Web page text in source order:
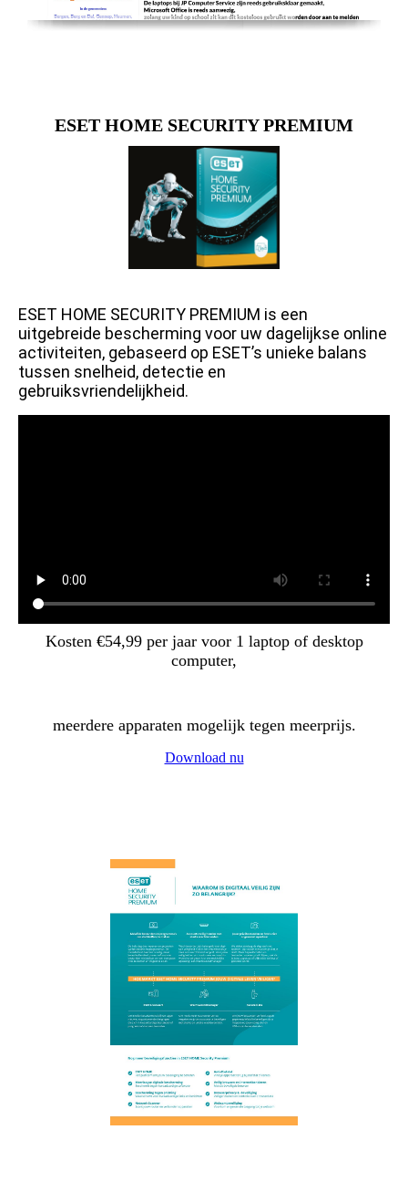
ESET HOME SECURITY PREMIUM
ESET HOME SECURITY PREMIUM is een
uitgebreide bescherming voor uw dagelijkse online
activiteiten, gebaseerd op ESET’s unieke balans
tussen snelheid, detectie en
gebruiksvriendelijkheid.
Kosten €54,99 per jaar voor 1 laptop of desktop
computer,
meerdere apparaten mogelijk tegen meerprijs.
Download nu